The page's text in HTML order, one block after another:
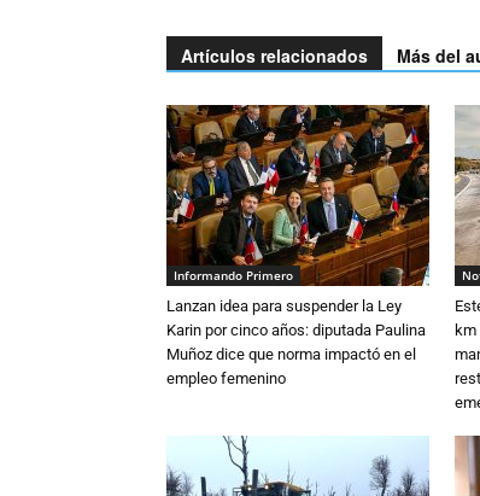
Artículos relacionados Más del
Informando Primero
Lanzan idea para suspender la Ley
Karin por cinco años: diputada Paulina
Muñoz dice que norma impactó en el
empleo femenino
km